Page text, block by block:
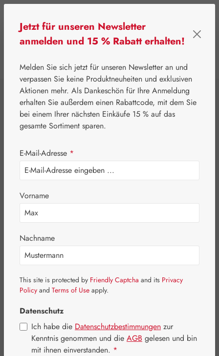
Pater Severin Naturprodukte Schönheit & Pflege
Salicylvaseline
10% Salbe
Bildergalerie überspringen
Jetzt für unseren Newsletter
anmelden und 15 % Rabatt erhalten!
Melden Sie sich jetzt für unseren Newsletter an und
verpassen Sie keine Produktneuheiten und exklusiven
Aktionen mehr. Als Dankeschön für Ihre Anmeldung
erhalten Sie außerdem einen Rabattcode, mit dem Sie
bei einem Ihrer nächsten Einkäufe 15 % auf das
gesamte Sortiment sparen.
E-Mail-Adresse *
Vorname
Nachname
This site is protected by Friendly Captcha and its Privacy
Policy and Terms of Use apply.
Datenschutz
Ich habe die Datenschutzbestimmungen zur
Kenntnis genommen und die AGB gelesen und bin
mit ihnen einverstanden. *